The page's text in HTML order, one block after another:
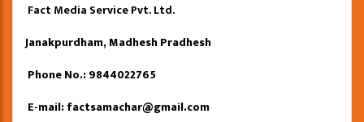
Fact Media Service Pvt. Ltd.
Janakpurdham, Madhesh Pradhesh
Phone No.: 9844022765
E-mail: factsamachar@gmail.com